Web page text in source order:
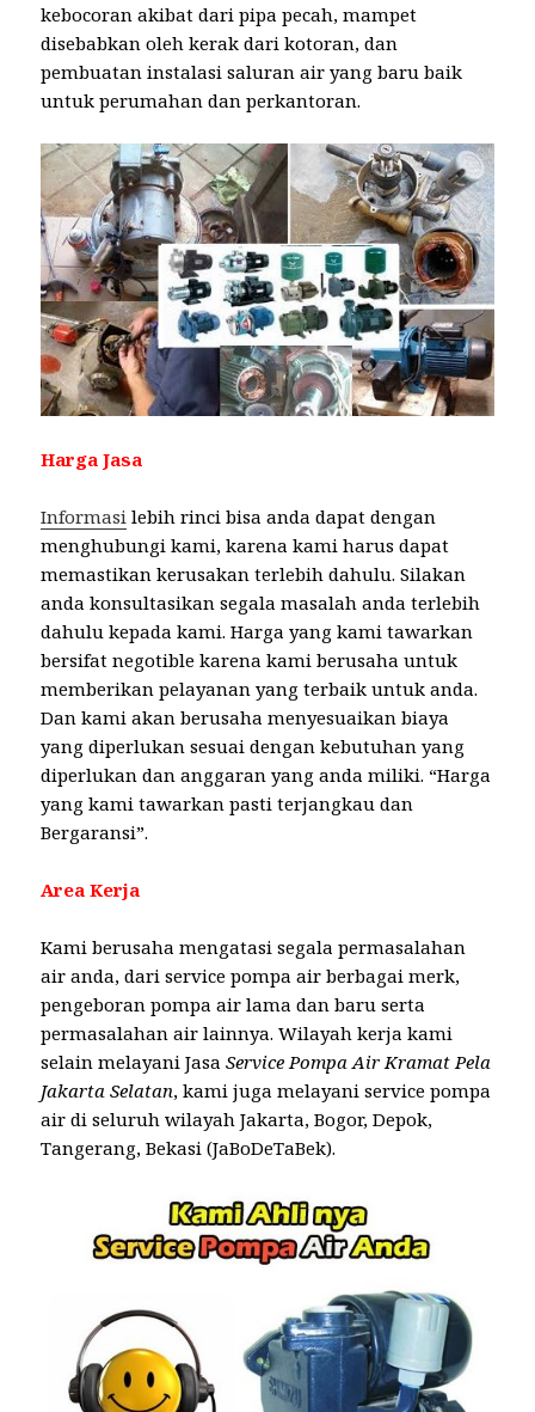
kebocoran akibat dari pipa pecah, mampet
disebabkan oleh kerak dari kotoran, dan
pembuatan instalasi saluran air yang baru baik
untuk perumahan dan perkantoran.
Harga Jasa
Informasi lebih rinci bisa anda dapat dengan
menghubungi kami, karena kami harus dapat
memastikan kerusakan terlebih dahulu. Silakan
anda konsultasikan segala masalah anda terlebih
dahulu kepada kami. Harga yang kami tawarkan
bersifat negotible karena kami berusaha untuk
memberikan pelayanan yang terbaik untuk anda.
Dan kami akan berusaha menyesuaikan biaya
yang diperlukan sesuai dengan kebutuhan yang
diperlukan dan anggaran yang anda miliki. “Harga
yang kami tawarkan pasti terjangkau dan
Bergaransi”.
Area Kerja
Kami berusaha mengatasi segala permasalahan
air anda, dari service pompa air berbagai merk,
pengeboran pompa air lama dan baru serta
permasalahan air lainnya. Wilayah kerja kami
selain melayani JasaService Pompa Air Kramat Pela
Jakarta Selatan, kami juga melayani service pompa
air di seluruh wilayah Jakarta, Bogor, Depok,
Tangerang, Bekasi (JaBoDeTaBek).